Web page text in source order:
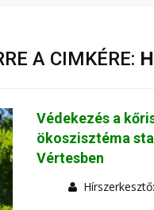
A CIMKÉRE:
Védekezés a
ökoszisztéma
Vértesben